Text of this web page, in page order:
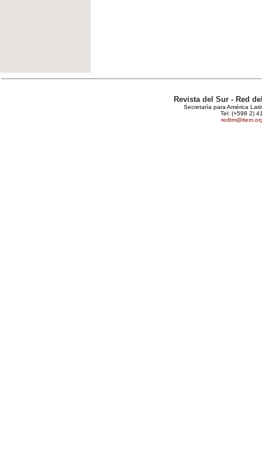
Revista del Sur - Red
Secretaría para América
Tel: (+598 2)